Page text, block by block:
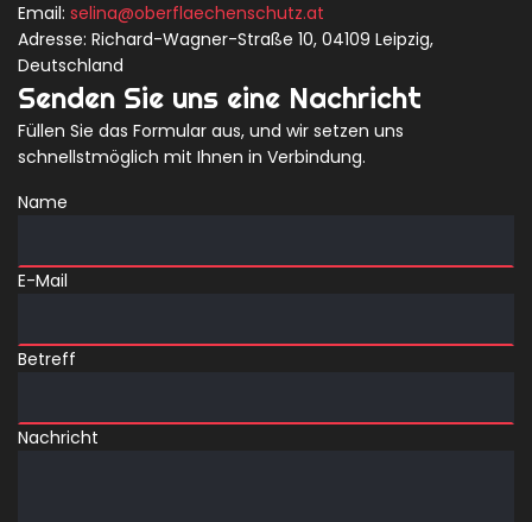
Email: selina@oberflaechenschutz.at
Adresse: Richard-Wagner-Straße 10, 04109 Leipzig,
Deutschland
Senden Sie uns eine Nachricht
Füllen Sie das Formular aus, und wir setzen uns
schnellstmöglich mit Ihnen in Verbindung.
Name
E-Mail
Betreff
Nachricht